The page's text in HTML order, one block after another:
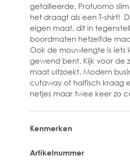
getailleerde, Profuomo
het draagt als een T-shirt!
eigen maat, dit in
boordmaten hetzelfde
Ook de mouwlengte is
gewend bent. Kijk voor de
maat uitzoekt. Modern
cutaway of haifisch kraag
netjes maar twee keer zo
Kenmerken
Artikelnummer